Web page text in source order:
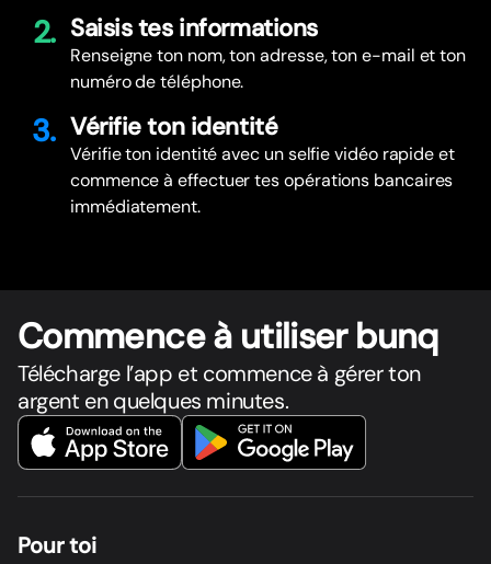
2. Saisis tes informations
Renseigne ton nom, ton adresse, ton e-mail et ton
numéro de téléphone.
3. Vérifie ton identité
Vérifie ton identité avec un selfie vidéo rapide et
commence à effectuer tes opérations bancaires
immédiatement.
Commence à utiliser bunq
Télécharge l’app et commence à gérer ton
argent en quelques minutes.
Pour toi